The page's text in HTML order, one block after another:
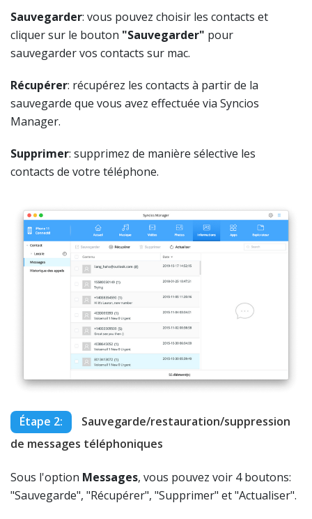
Sauvegarder: vous pouvez choisir les contacts et
cliquer sur le bouton "Sauvegarder" pour
sauvegarder vos contacts sur mac.
Récupérer: récupérez les contacts à partir de la
sauvegarde que vous avez effectuée via Syncios
Manager.
Supprimer: supprimez de manière sélective les
contacts de votre téléphone.
Étape 2:
Sauvegarde/restauration/suppression
de messages téléphoniques
Sous l'option Messages, vous pouvez voir 4 boutons:
"Sauvegarde", "Récupérer", "Supprimer" et "Actualiser".